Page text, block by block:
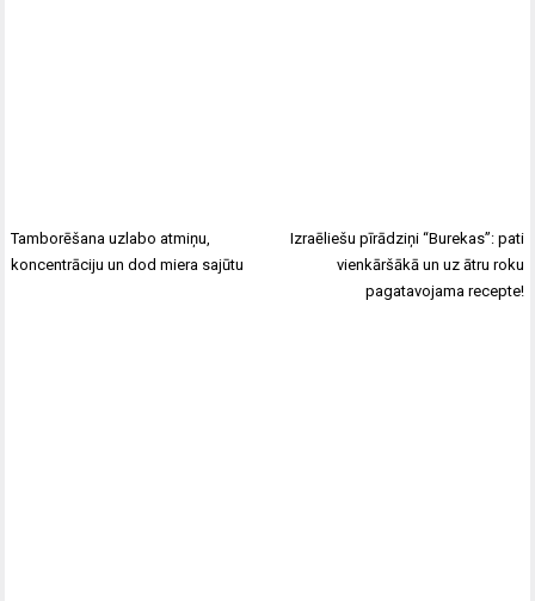
Tamborēšana uzlabo atmiņu,
koncentrāciju un dod miera sajūtu
Izraēliešu pīrādziņi “Burekas”: pati
vienkāršākā un uz ātru roku
pagatavojama recepte!